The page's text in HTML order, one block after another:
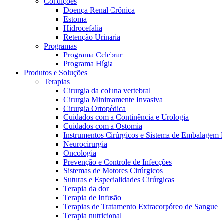
Doença Renal Crônica
Estoma
Hidrocefalia
Retenção Urinária
Programas
Programa Celebrar
Programa Hígia
Produtos e Soluções
Terapias
Cirurgia da coluna vertebral
Cirurgia Minimamente Invasiva
Cirurgia Ortopédica
Cuidados com a Continência e Urologia
Cuidados com a Ostomia
Instrumentos Cirúrgicos e Sistema de Embalagem
Neurocirurgia
Oncologia
Prevenção e Controle de Infecções
Sistemas de Motores Cirúrgicos
Suturas e Especialidades Cirúrgicas
Terapia da dor
Terapia de Infusão
Terapias de Tratamento Extracorpóreo de Sangue
Terapia nutricional